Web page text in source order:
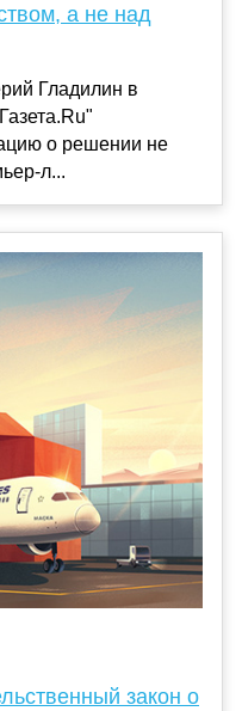
а не над
Гладилин в
о решении не
л...
закон о